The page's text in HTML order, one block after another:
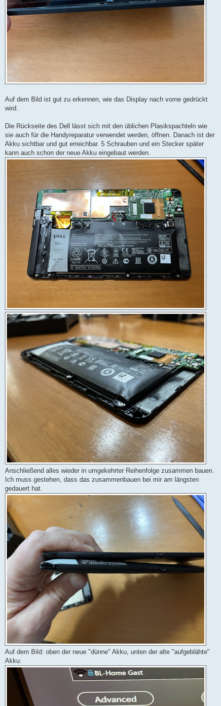
Auf dem Bild ist gut zu erkennen, wie das Display nach vorne gedrückt
wird.
Die Rückseite des Dell lässt sich mit den üblichen Plasikspachteln wie
sie auch für die Handyreparatur verwendet werden, öffnen. Danach ist der
Akku sichtbar und gut erreichbar. 5 Schrauben und ein Stecker später
kann auch schon der neue Akku eingebaut werden.
Anschließend alles wieder in umgekehrter Reihenfolge zusammen bauen.
Ich muss gestehen, dass das zusammenbauen bei mir am längsten
gedauert hat.
Auf dem Bild: oben der neue "dünne" Akku, unten der alte "aufgeblähte"
Akku.